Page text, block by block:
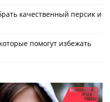
качественный персик и
помогут избежать